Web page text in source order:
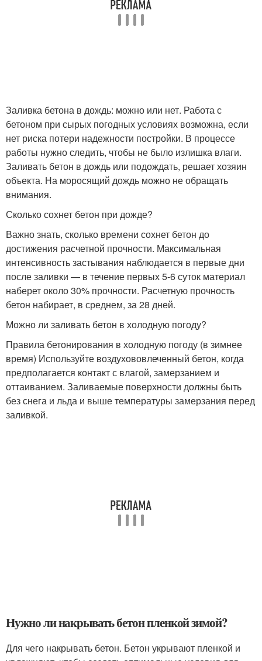
Заливка бетона в дождь: можно или нет. Работа с
бетоном при сырых погодных условиях возможна, если
нет риска потери надежности постройки. В процессе
работы нужно следить, чтобы не было излишка влаги.
Заливать бетон в дождь или подождать, решает хозяин
объекта. На моросящий дождь можно не обращать
внимания.
Сколько сохнет бетон при дожде?
Важно знать, сколько времени сохнет бетон до
достижения расчетной прочности. Максимальная
интенсивность застывания наблюдается в первые дни
после заливки — в течение первых 5-6 суток материал
наберет около 30% прочности. Расчетную прочность
бетон набирает, в среднем, за 28 дней.
Можно ли заливать бетон в холодную погоду?
Правила бетонирования в холодную погоду (в зимнее
время) Используйте воздухововлеченный бетон, когда
предполагается контакт с влагой, замерзанием и
оттаиванием. Заливаемые поверхности должны быть
без снега и льда и выше температуры замерзания перед
заливкой.
Нужно ли накрывать бетон пленкой зимой?
Для чего накрывать бетон. Бетон укрывают пленкой и